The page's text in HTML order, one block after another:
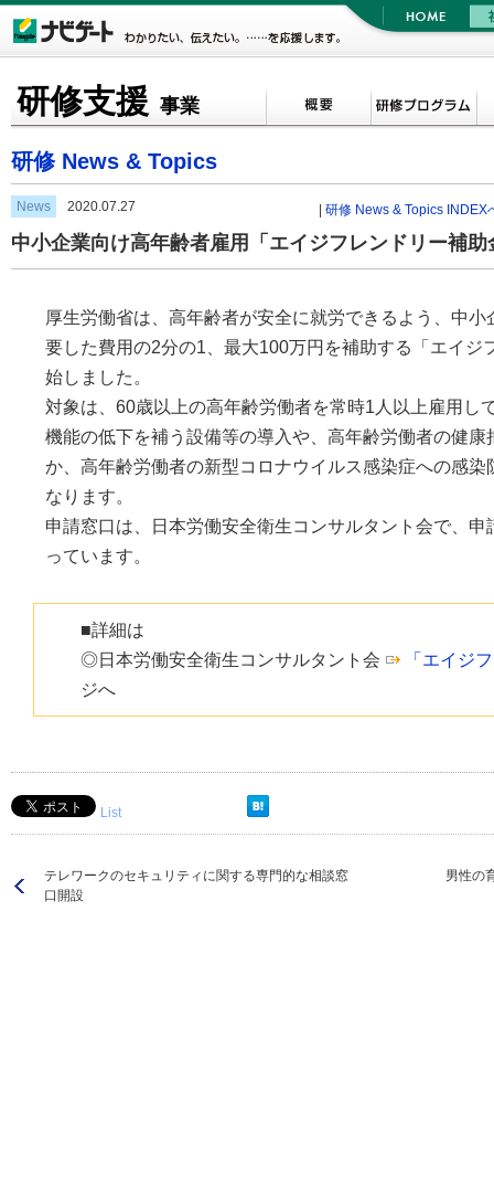
研修支援 事業
研修 News & Topics
News 2020.07.27 研修 News & Topics INDEX
中小企業向け高年齢者雇用「エイジフレンドリー補助
厚生労働省は、高年齢者が安全に就労できるよう、中
要した費用の2分の1、最大100万円を補助する「エイジ
始しました。
対象は、60歳以上の高年齢労働者を常時1人以上雇用し
機能の低下を補う設備等の導入や、高年齢労働者の健
か、高年齢労働者の新型コロナウイルス感染症への感
なります。
申請窓口は、日本労働安全衛生コンサルタント会で、
っています。
■詳細は
◎日本労働安全衛生コンサルタント会
「エイジ
ジへ
List
テレワークのセキュリティに関する専門的な相談窓
口開設
男性の